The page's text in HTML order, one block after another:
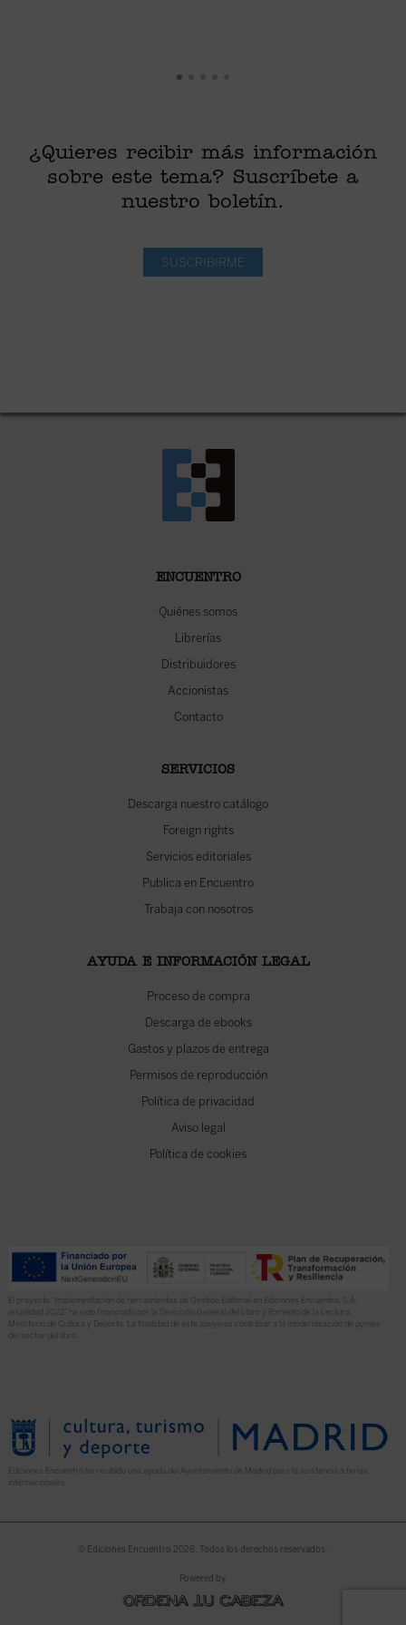
¿Quieres recibir más información
sobre este tema? Suscríbete a
nuestro boletín.
SUSCRIBIRME
ENCUENTRO
Quiénes somos
Librerías
Distribuidores
Accionistas
Contacto
SERVICIOS
Descarga nuestro catálogo
Foreign rights
Servicios editoriales
Publica en Encuentro
Trabaja con nosotros
AYUDA E INFORMACIÓN LEGAL
Proceso de compra
Descarga de ebooks
Gastos y plazos de entrega
Permisos de reproducción
Política de privacidad
Aviso legal
Política de cookies
El proyecto “Implementación de herramientas de Gestión Editorial en Ediciones Encuentro, S.A.
anualidad 2022” ha sido financiado por la Dirección General del Libro y Fomento de la Lectura,
Ministerio de Cultura y Deporte. La finalidad de este apoyo es contribuir a la modernización de pymes
del sector del libro.
Ediciones Encuentro ha recibido una ayuda del Ayuntamiento de Madrid para la asistencia a ferias
© Ediciones Encuentro 2026. Todos los derechos reservados.
Powered by